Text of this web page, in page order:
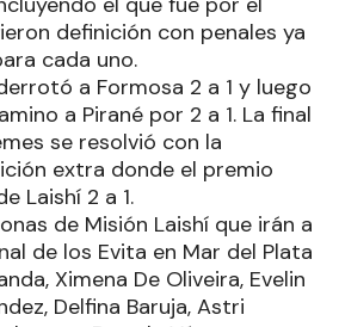
definición con penales ya
cada uno.
a Formosa 2 a 1 y luego
a Pirané por 2 a 1. La final
se resolvió con la
extra donde el premio
Laishí 2 a 1.
de Misión Laishí que irán a
de los Evita en Mar del Plata
Ximena De Oliveira, Evelin
Delfina Baruja, Astri